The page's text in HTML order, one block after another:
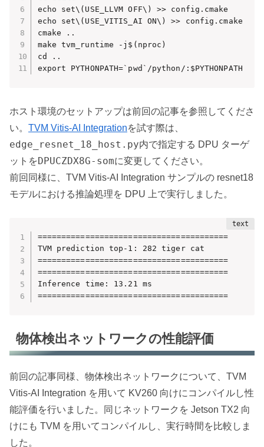
echo set\(USE_LLVM OFF\) >> config.cmake
echo set\(USE_VITIS_AI ON\) >> config.cmake
cmake ..
make tvm_runtime -j$(nproc)
cd ..
export PYTHONPATH=`pwd`/python/:$PYTHONPATH
ホスト環境のセットアップは前回の記事を参照してくださ
い。 TVM Vitis-AI Integrationを試す際は、
edge_resnet_18_host.py内で指定する DPU ターゲ
ットをDPUCZDX8G-somに変更してください。
前回同様に、TVM Vitis-AI Integration サンプルの resnet18
モデルにおける推論処理を DPU 上で実行しました。
========================================
TVM prediction top-1: 282 tiger cat
========================================
========================================
Inference time: 13.21 ms
========================================
物体検出ネットワークの性能評価
前回の記事同様、物体検出ネットワークについて、TVM
Vitis-AI Integration を用いて KV260 向けにコンパイルし性
能評価を行いました。同じネットワークを Jetson TX2 向
けにも TVM を用いてコンパイルし、実行時間を比較しま
した。